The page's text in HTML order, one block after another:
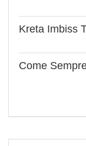
Kreta Imbiss
Come